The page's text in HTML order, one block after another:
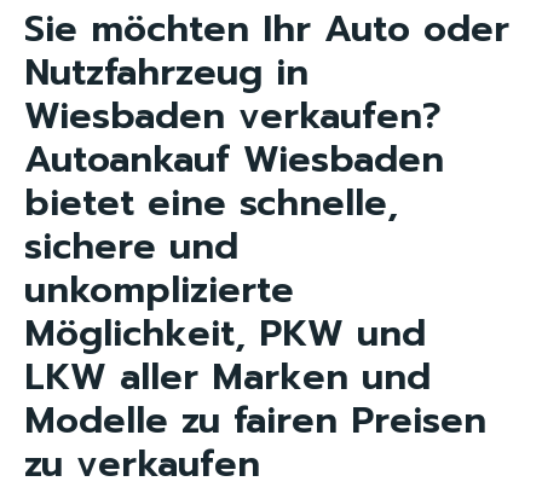
Sie möchten Ihr Auto oder
Nutzfahrzeug in
Wiesbaden verkaufen?
Autoankauf Wiesbaden
bietet eine schnelle,
sichere und
unkomplizierte
Möglichkeit, PKW und
LKW aller Marken und
Modelle zu fairen Preisen
zu verkaufen